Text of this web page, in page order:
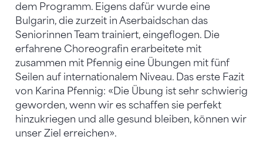
dem Programm. Eigens dafür wurde eine
Bulgarin, die zurzeit in Aserbaidschan das
Seniorinnen Team trainiert, eingeflogen. Die
erfahrene Choreografin erarbeitete mit
zusammen mit Pfennig eine Übungen mit fünf
Seilen auf internationalem Niveau. Das erste Fazit
von Karina Pfennig: «Die Übung ist sehr schwierig
geworden, wenn wir es schaffen sie perfekt
hinzukriegen und alle gesund bleiben, können wir
unser Ziel erreichen».